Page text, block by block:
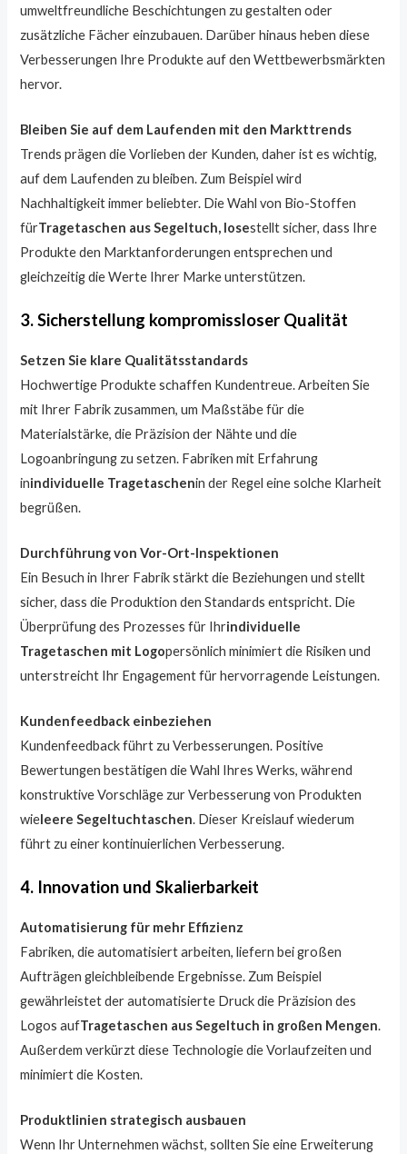
umweltfreundliche Beschichtungen zu gestalten oder
zusätzliche Fächer einzubauen. Darüber hinaus heben diese
Verbesserungen Ihre Produkte auf den Wettbewerbsmärkten
hervor.
Bleiben Sie auf dem Laufenden mit den Markttrends
Trends prägen die Vorlieben der Kunden, daher ist es wichtig,
auf dem Laufenden zu bleiben. Zum Beispiel wird
Nachhaltigkeit immer beliebter. Die Wahl von Bio-Stoffen
fürTragetaschen aus Segeltuch, losestellt sicher, dass Ihre
Produkte den Marktanforderungen entsprechen und
gleichzeitig die Werte Ihrer Marke unterstützen.
3. Sicherstellung kompromissloser Qualität
Setzen Sie klare Qualitätsstandards
Hochwertige Produkte schaffen Kundentreue. Arbeiten Sie
mit Ihrer Fabrik zusammen, um Maßstäbe für die
Materialstärke, die Präzision der Nähte und die
Logoanbringung zu setzen. Fabriken mit Erfahrung
inindividuelle Tragetaschenin der Regel eine solche Klarheit
begrüßen.
Durchführung von Vor-Ort-Inspektionen
Ein Besuch in Ihrer Fabrik stärkt die Beziehungen und stellt
sicher, dass die Produktion den Standards entspricht. Die
Überprüfung des Prozesses für Ihrindividuelle
Tragetaschen mit Logopersönlich minimiert die Risiken und
unterstreicht Ihr Engagement für hervorragende Leistungen.
Kundenfeedback einbeziehen
Kundenfeedback führt zu Verbesserungen. Positive
Bewertungen bestätigen die Wahl Ihres Werks, während
konstruktive Vorschläge zur Verbesserung von Produkten
wie leere Segeltuchtaschen. Dieser Kreislauf wiederum
führt zu einer kontinuierlichen Verbesserung.
4. Innovation und Skalierbarkeit
Automatisierung für mehr Effizienz
Fabriken, die automatisiert arbeiten, liefern bei großen
Aufträgen gleichbleibende Ergebnisse. Zum Beispiel
gewährleistet der automatisierte Druck die Präzision des
Logos aufTragetaschen aus Segeltuch in großen Mengen.
Außerdem verkürzt diese Technologie die Vorlaufzeiten und
minimiert die Kosten.
Produktlinien strategisch ausbauen
Wenn Ihr Unternehmen wächst, sollten Sie eine Erweiterung